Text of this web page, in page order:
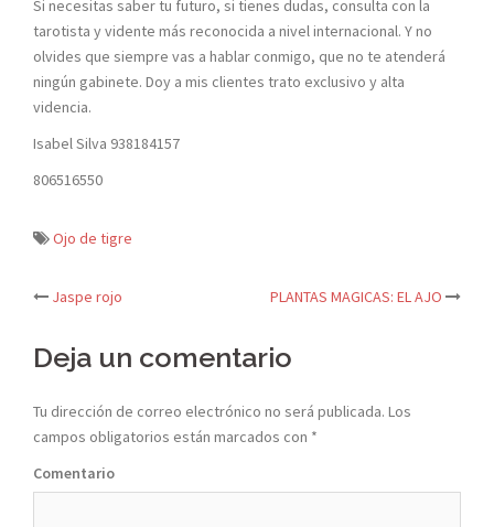
Si necesitas saber tu futuro, si tienes dudas, consulta con la
tarotista y vidente más reconocida a nivel internacional. Y no
olvides que siempre vas a hablar conmigo, que no te atenderá
ningún gabinete. Doy a mis clientes trato exclusivo y alta
videncia.
Isabel Silva 938184157
806516550
Ojo de tigre
Navegación
de
entradas
Jaspe rojo PLANTAS MAGICAS: EL AJO
Deja un comentario
Tu dirección de correo electrónico no será publicada. Los
campos obligatorios están marcados con *
Comentario